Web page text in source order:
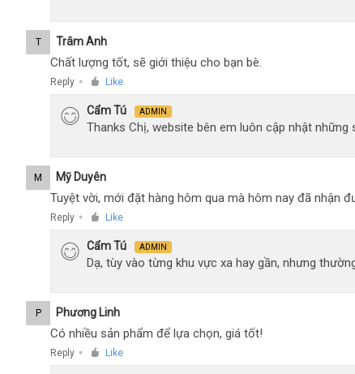
T Trâm Anh
Chất lượng tốt, sẽ giới thiệu cho bạn bè.
Reply ● Like
Cẩm Tú ADMIN
Thanks Chị, website bên em luôn cập nhật
M Mỹ Duyên
Tuyệt vời, mới đặt hàng hôm qua mà hôm nay đã nhận
Reply ● Like
Cẩm Tú ADMIN
Dạ, tùy vào từng khu vực xa hay gần, nhưng
P Phương Linh
Có nhiều sản phẩm để lựa chọn, giá tốt!
Reply ● Like